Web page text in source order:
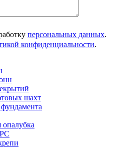
персональных данных.
конфиденциальности.
шахт
опалубка